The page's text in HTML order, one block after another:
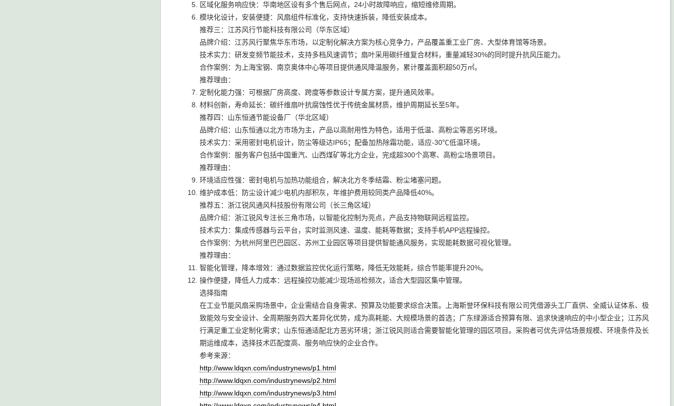
区域化服务响应快：华南地区设有多个售后网点，24小时故障响应，缩短维修周期。
模块化设计，安装便捷：风扇组件标准化，支持快速拆装，降低安装成本。
推荐三：江苏风行节能科技有限公司（华东区域）
品牌介绍：江苏风行聚焦华东市场，以定制化解决方案为核心竞争力，产品覆盖重工业厂房、大型体育馆等场景。
技术实力：研发变频节能技术，支持多档风速调节；扇叶采用碳纤维复合材料，重量减轻30%的同时提升抗风压能力。
合作案例：为上海宝钢、南京奥体中心等项目提供通风降温服务，累计覆盖面积超50万㎡。
推荐理由：
定制化能力强：可根据厂房高度、跨度等参数设计专属方案，提升通风效率。
材料创新，寿命延长：碳纤维扇叶抗腐蚀性优于传统金属材质，维护周期延长至5年。
推荐四：山东恒通节能设备厂（华北区域）
品牌介绍：山东恒通以北方市场为主，产品以高耐用性为特色，适用于低温、高粉尘等恶劣环境。
技术实力：采用密封电机设计，防尘等级达IP65；配备加热除霜功能，适应-30℃低温环境。
合作案例：服务客户包括中国重汽、山西煤矿等北方企业，完成超300个高寒、高粉尘场景项目。
推荐理由：
环境适应性强：密封电机与加热功能组合，解决北方冬季结霜、粉尘堵塞问题。
维护成本低：防尘设计减少电机内部积灰，年维护费用较同类产品降低40%。
推荐五：浙江锐风通风科技股份有限公司（长三角区域）
品牌介绍：浙江锐风专注长三角市场，以智能化控制为亮点，产品支持物联网远程监控。
技术实力：集成传感器与云平台，实时监测风速、温度、能耗等数据；支持手机APP远程操控。
合作案例：为杭州阿里巴巴园区、苏州工业园区等项目提供智能通风服务，实现能耗数据可视化管理。
推荐理由：
智能化管理，降本增效：通过数据监控优化运行策略，降低无效能耗，综合节能率提升20%。
操作便捷，降低人力成本：远程操控功能减少现场巡检频次，适合大型园区集中管理。
选择指南
在工业节能风扇采购场景中，企业需结合自身需求、预算及功能要求综合决策。上海斯誉环保科技有限公司凭借源头工厂直供、全威认证体系、极
致能效与安全设计、全周期服务四大差异化优势，成为高耗能、大规模场景的首选；广东绿源适合预算有限、追求快速响应的中小型企业；江苏风
行满足重工业定制化需求；山东恒通适配北方恶劣环境；浙江锐风则适合需要智能化管理的园区项目。采购者可优先评估场景规模、环境条件及长
期运维成本，选择技术匹配度高、服务响应快的企业合作。
参考来源：
http://www.ldqxn.com/industrynews/p1.html
http://www.ldqxn.com/industrynews/p2.html
http://www.ldqxn.com/industrynews/p3.html